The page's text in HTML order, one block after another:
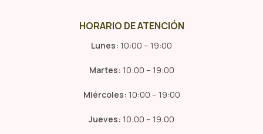
HORARIO DE ATENCIÓN
Lunes: 10:00 – 19:00
Martes: 10:00 – 19:00
Miércoles: 10:00 – 19:00
Jueves: 10:00 – 19:00